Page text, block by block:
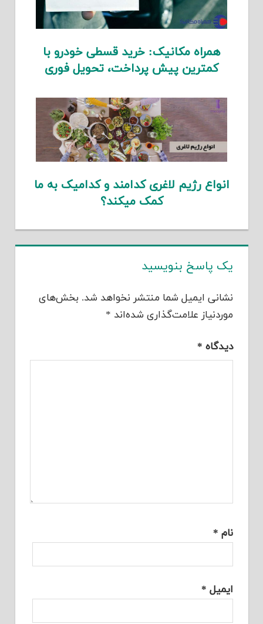
همراه مکانیک: خرید قسطی خودرو با
کمترین پیش پرداخت، تحویل فوری
انواع رژیم لاغری کدامند و کدامیک به ما
کمک میکند؟
یک پاسخ بنویسید
نشانی ایمیل شما منتشر نخواهد شد. بخش‌های
موردنیاز علامت‌گذاری شده‌اند *
دیدگاه *
نام *
ایمیل *